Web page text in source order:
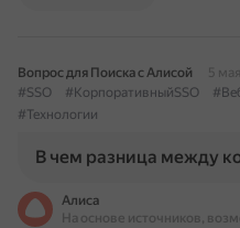
Вопрос для Поиска с Алисой
5 мая
#SSO
#КорпоративныйSSO
#Технологии
В чем разница между
Алиса
На основе источников,